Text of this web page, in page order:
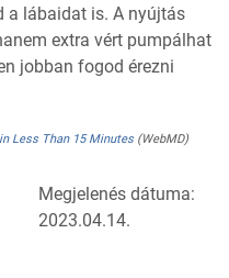
a lábaidat is. A nyújtás
extra vért pumpálhat
jobban fogod érezni
Less Than 15 Minutes (WebMD)
Megjelenés dátuma:
2023.04.14.